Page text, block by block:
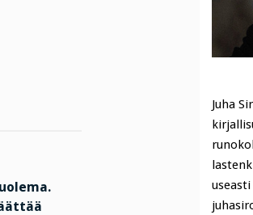
Juha